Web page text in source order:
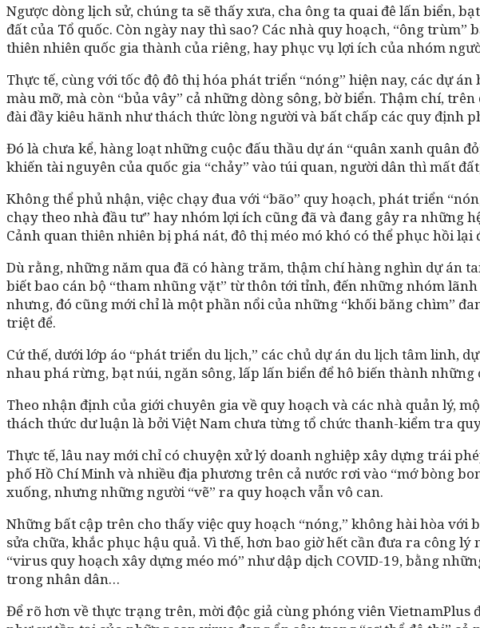
Ngược dòng lịch sử, chúng ta sẽ thấy xưa, cha ông ta quai đê lấn biển,
đất của Tổ quốc. Còn ngày nay thì sao? Các nhà quy hoạch, “ông
thiên nhiên quốc gia thành của riêng, hay phục vụ lợi ích của nhóm
Thực tế, cùng với tốc độ đô thị hóa phát triển “nóng” hiện nay, các dự
màu mỡ, mà còn “bủa vây” cả những dòng sông, bờ biển. Thậm chí,
đài đầy kiêu hãnh như thách thức lòng người và bất chấp các quy định
Đó là chưa kể, hàng loạt những cuộc đấu thầu dự án “quân xanh quân
khiến tài nguyên của quốc gia “chảy” vào túi quan, người dân thì mất
Không thể phủ nhận, việc chạy đua với “bão” quy hoạch, phát triển
chạy theo nhà đầu tư” hay nhóm lợi ích cũng đã và đang gây ra những
Cảnh quan thiên nhiên bị phá nát, đô thị méo mó khó có thể phục hồi lại
Dù rằng, những năm qua đã có hàng trăm, thậm chí hàng nghìn dự án
biết bao cán bộ “tham nhũng vặt” từ thôn tới tỉnh, đến những nhóm
nhưng, đó cũng mới chỉ là một phần nổi của những “khối băng chìm”
triệt để.
Cứ thế, dưới lớp áo “phát triển du lịch,” các chủ dự án du lịch tâm linh,
nhau phá rừng, bạt núi, ngăn sông, lấp lấn biển để hô biến thành
Theo nhận định của giới chuyên gia về quy hoạch và các nhà quản lý,
thách thức dư luận là bởi Việt Nam chưa từng tổ chức thanh-kiểm tra
Thực tế, lâu nay mới chỉ có chuyện xử lý doanh nghiệp xây dựng trái
phố Hồ Chí Minh và nhiều địa phương trên cả nước rơi vào “mớ bòng
xuống, nhưng những người “vẽ” ra quy hoạch vẫn vô can.
Những bất cập trên cho thấy việc quy hoạch “nóng,” không hài hòa
sửa chữa, khắc phục hậu quả. Vì thế, hơn bao giờ hết cần đưa ra công
“virus quy hoạch xây dựng méo mó” như dập dịch COVID-19, bằng
trong nhân dân…
Để rõ hơn về thực trạng trên, mời độc giả cùng phóng viên